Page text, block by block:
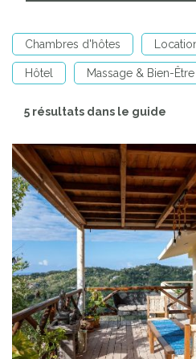
Chambres d'hôtes
Hôtel Massage & Bien-Être
5 résultats dans le guide